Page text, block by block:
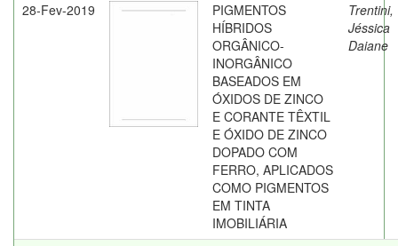
28-Fev-2019
PIGMENTOS
HÍBRIDOS
ORGÂNICO-
INORGÂNICO
BASEADOS EM
ÓXIDOS DE ZINCO
E CORANTE TÊXTIL
E ÓXIDO DE ZINCO
DOPADO COM
FERRO, APLICADOS
COMO PIGMENTOS
EM TINTA
IMOBILIÁRIA
Trentini,
Jéssica
Daiane